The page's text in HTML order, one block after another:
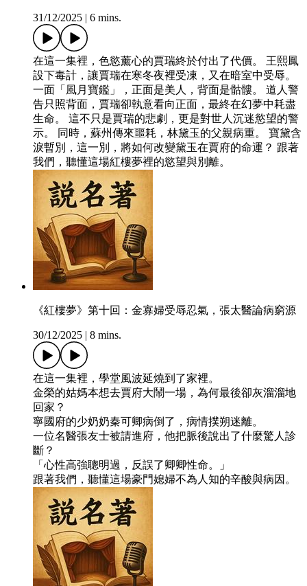
31/12/2025 6 mins.
在這一集裡，色慾薰心的賈瑞終於付出了代價。 王熙鳳
設下毒計，讓賈瑞在寒冬夜裡受凍，又在暗室中受辱。
一面「風月寶鑑」，正面是美人，背面是骷髏。 道人警
告只照背面，賈瑞卻執意看向正面，最終在幻夢中耗盡
生命。 這不只是賈瑞的悲劇，更是對世人沉迷慾望的警
示。 同時，蘇州傳來噩耗，林黛玉的父親病重。 寶黛含
淚暫別，這一別，將如何改變黛玉在賈府的命運？ 跟著
我們，聽懂這場紅樓夢裡的慾望與別離。
《紅樓夢》第十回：金寡婦受辱忍氣，張太醫論病窮源
30/12/2025 8 mins.
在這一集裡，學堂風波延燒到了家裡。
金榮的姑媽本想去賈府大鬧一場，為何最後卻灰溜溜地
回家？
寧國府的少奶奶秦可卿病倒了，病情撲朔迷離。
一位名醫張友士被請進府，他把脈後說出了什麼驚人診
斷？
「心性高強聰明過，反誤了卿卿性命。」
跟著我們，聽懂這場豪門媳婦不為人知的辛酸與病因。